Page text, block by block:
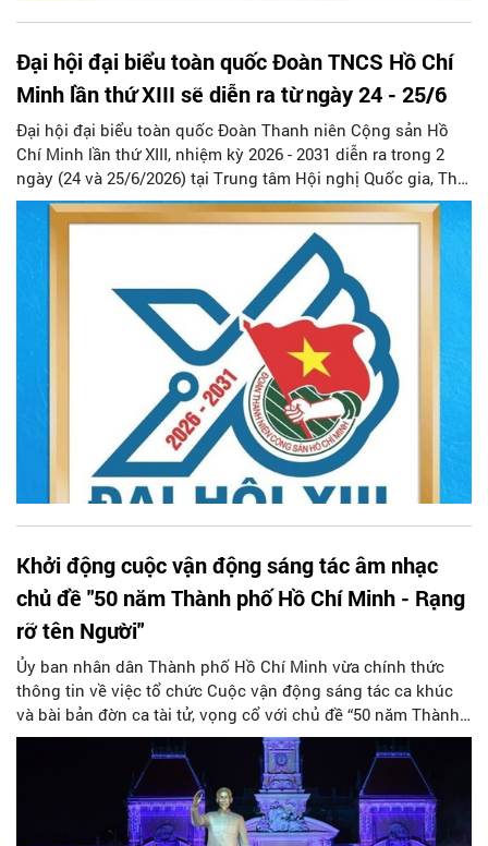
Đại hội đại biểu toàn quốc Đoàn TNCS Hồ Chí
Minh lần thứ XIII sẽ diễn ra từ ngày 24 - 25/6
Đại hội đại biểu toàn quốc Đoàn Thanh niên Cộng sản Hồ
Chí Minh lần thứ XIII, nhiệm kỳ 2026 - 2031 diễn ra trong 2
ngày (24 và 25/6/2026) tại Trung tâm Hội nghị Quốc gia, Thủ
đô Hà Nội. Sự kiện có sự tham gia của khoảng 786 đại biểu
ưu tú đại diện cho tuổi trẻ cả nước.
Khởi động cuộc vận động sáng tác âm nhạc
chủ đề "50 năm Thành phố Hồ Chí Minh - Rạng
rỡ tên Người"
Ủy ban nhân dân Thành phố Hồ Chí Minh vừa chính thức
thông tin về việc tổ chức Cuộc vận động sáng tác ca khúc
và bài bản đờn ca tài tử, vọng cổ với chủ đề “50 năm Thành
phố Hồ Chí Minh - Rạng rỡ tên Người”.